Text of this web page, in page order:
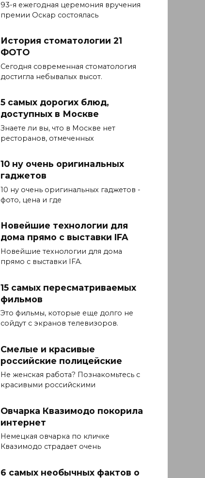
93-я ежегодная церемония вручения
премии Оскар состоялась
История стоматологии 21
ФОТО
Сегодня современная стоматология
достигла небывалых высот.
5 самых дорогих блюд,
доступных в Москве
Знаете ли вы, что в Москве нет
ресторанов, отмеченных
10 ну очень оригинальных
гаджетов
10 ну очень оригинальных гаджетов -
фото, цена и где
Новейшие технологии для
дома прямо с выставки IFA
Новейшие технологии для дома
прямо с выставки IFA.
15 самых пересматриваемых
фильмов
Это фильмы, которые еще долго не
сойдут с экранов телевизоров.
Смелые и красивые
российские полицейские
Не женская работа? Познакомьтесь с
красивыми российскими
Овчарка Квазимодо покорила
интернет
Немецкая овчарка по кличке
Квазимодо страдает очень
6 самых необычных фактов о